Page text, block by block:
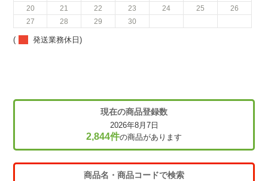
20
21 22 23 24 25
26
27
28 29 30
( 発送業務休日)
現在の商品登録数
2026年8月7日
2,844件の商品があります
商品名・商品コードで検索